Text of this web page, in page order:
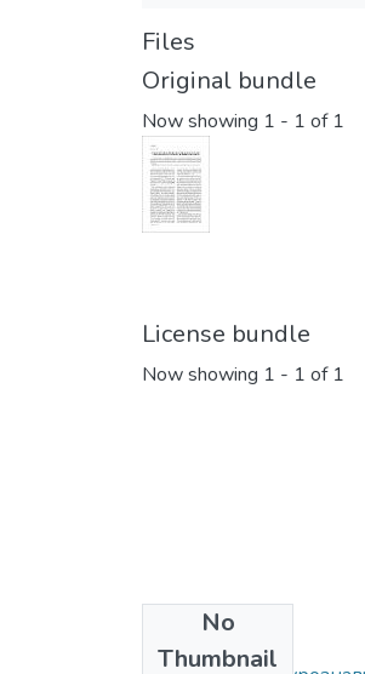
Files
Original bundle
Now showing 1 - 1 of 1
License bundle
Now showing 1 - 1 of 1
No
Thumbnail
Collections